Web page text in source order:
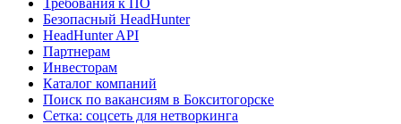
Безопасный HeadHunter
HeadHunter API
Партнерам
Инвесторам
Каталог компаний
Поиск по вакансиям в Бокситогорске
Сетка: соцсеть для нетворкинга